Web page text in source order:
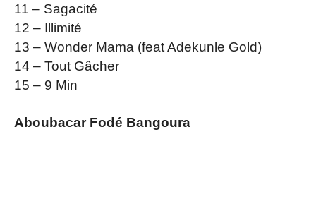
11 – Sagacité
12 – Illimité
13 – Wonder Mama (feat Adekunle Gold)
14 – Tout Gâcher
15 – 9 Min
Aboubacar Fodé Bangoura